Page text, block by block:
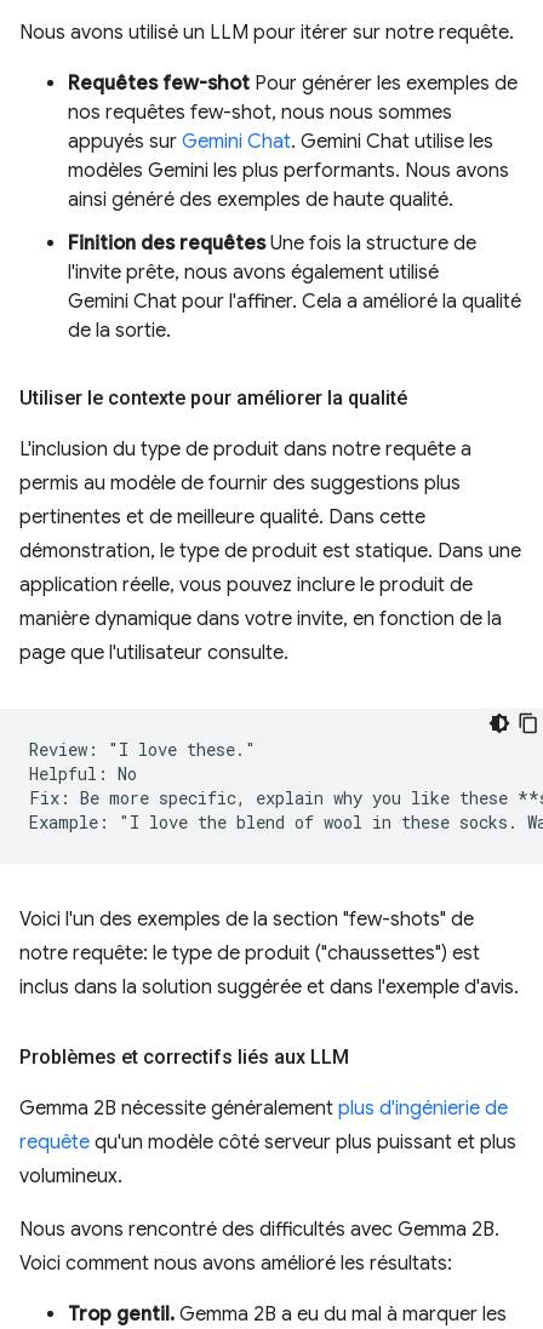
Nous avons utilisé un LLM pour itérer sur notre requête.
Requêtes few-shot Pour générer les exemples de
nos requêtes few-shot, nous nous sommes
appuyés sur Gemini Chat. Gemini Chat utilise les
modèles Gemini les plus performants. Nous avons
ainsi généré des exemples de haute qualité.
Finition des requêtesUne fois la structure de
l'invite prête, nous avons également utilisé
Gemini Chat pour l'affiner. Cela a amélioré la qualité
de la sortie.
Utiliser le contexte pour améliorer la qualité
L'inclusion du type de produit dans notre requête a
permis au modèle de fournir des suggestions plus
pertinentes et de meilleure qualité. Dans cette
démonstration, le type de produit est statique. Dans une
application réelle, vous pouvez inclure le produit de
manière dynamique dans votre invite, en fonction de la
page que l'utilisateur consulte.
Review: "I love these."
Helpful: No
Fix: Be more specific, explain why you like these
Voici l'un des exemples de la section "few-shots" de
notre requête: le type de produit ("chaussettes") est
inclus dans la solution suggérée et dans l'exemple d'avis.
Problèmes et correctifs liés aux LLM
Gemma 2B nécessite généralement plus d'ingénierie de
requête qu'un modèle côté serveur plus puissant et plus
volumineux.
Nous avons rencontré des difficultés avec Gemma 2B.
Voici comment nous avons amélioré les résultats:
Trop gentil. Gemma 2B a eu du mal à marquer les